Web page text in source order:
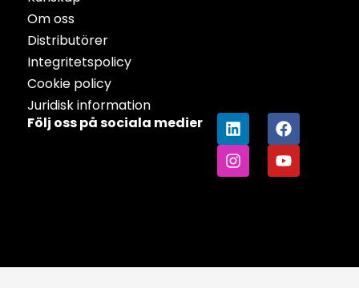
Om oss
Distributörer
Integritetspolicy
Cookie policy
Juridisk information
Följ oss på sociala medier